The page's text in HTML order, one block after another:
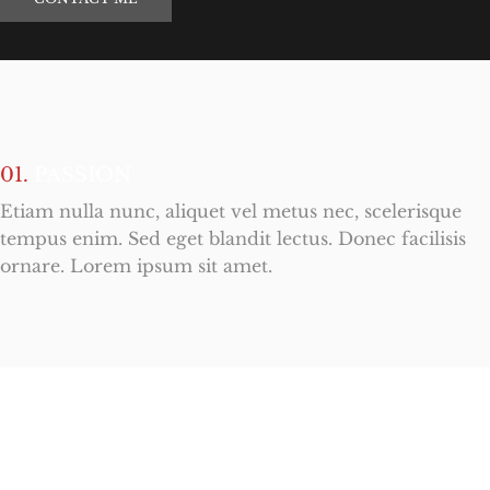
01.
Etiam nulla nunc, aliquet vel metus nec, scelerisque
tempus enim. Sed eget blandit lectus. Donec facilisis
ornare. Lorem ipsum sit amet.